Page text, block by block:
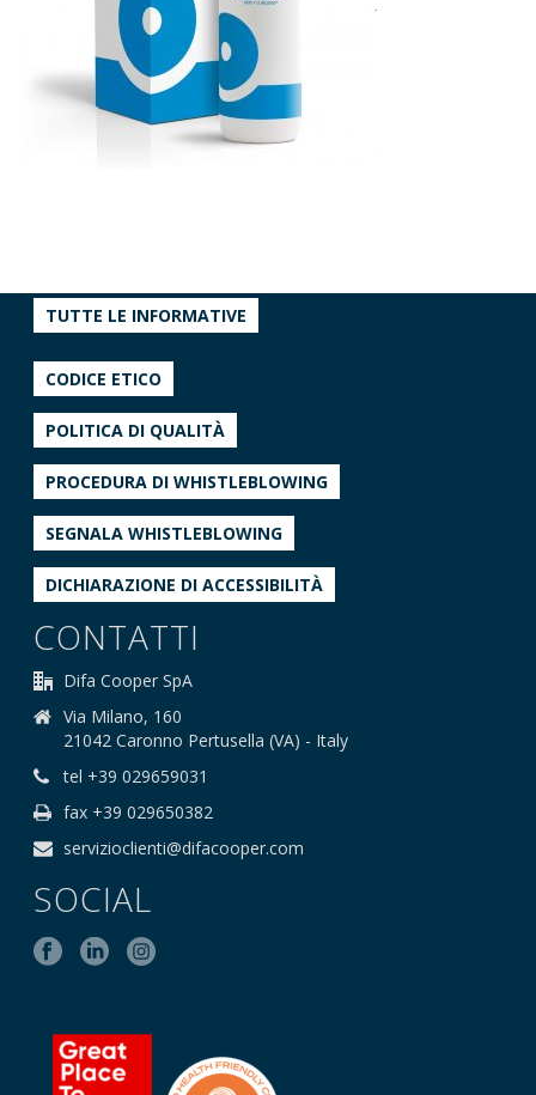
TUTTE LE INFORMATIVE
CODICE ETICO
POLITICA DI QUALITÀ
PROCEDURA DI WHISTLEBLOWING
SEGNALA WHISTLEBLOWING
DICHIARAZIONE DI ACCESSIBILITÀ
CONTATTI
Difa Cooper SpA
Via Milano, 160
21042 Caronno Pertusella (VA) - Italy
tel +39 029659031
fax +39 029650382
servizioclienti@difacooper.com
SOCIAL